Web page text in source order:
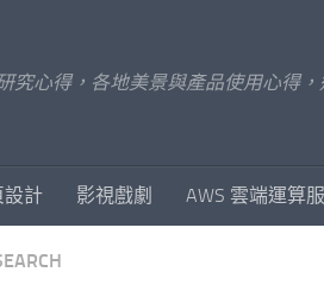
研究心得，各地美景與產品使用心
設計 影視戲劇 AWS 雲端運算